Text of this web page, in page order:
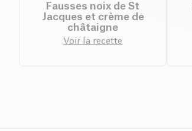
Fausses noix de St
Jacques et crème de
châtaigne
Voir la recette